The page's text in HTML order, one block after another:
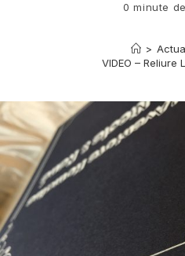
0 minute
>
VIDEO – Reliure